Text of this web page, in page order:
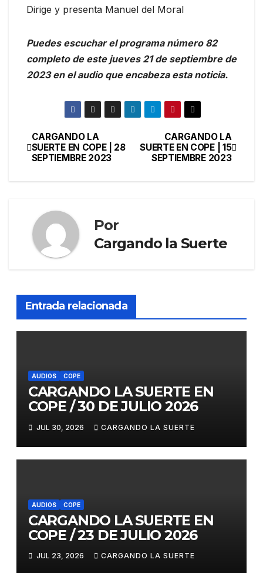
Dirige y presenta Manuel del Moral
Puedes escuchar el programa número 82
completo de este jueves 21 de septiembrede
2023 en el audio que encabeza esta noticia.
CARGANDO LA
SUERTE EN COPE | 15
SEPTIEMBRE 2023
CARGANDO LA
SUERTE EN COPE | 28
SEPTIEMBRE 2023
Por
Cargando la Suerte
Entrada relacionada
AUDIOS COPE
CARGANDO LA SUERTE EN
COPE / 30 DE JULIO 2026
JUL 30, 2026 CARGANDO LA SUERTE
AUDIOS COPE
CARGANDO LA SUERTE EN
COPE / 23 DE JULIO 2026
JUL 23, 2026 CARGANDO LA SUERTE